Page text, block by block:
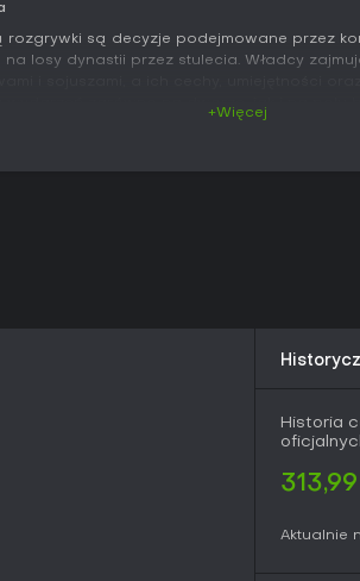
rozgrywki są decyzje podejmowane przez
na losy dynastii przez stulecia. Władcy
obejmuje przydzielanie lenników, ściąganie
związków. Wprowadzenie rządu typu
gracz w pełni kontroluje
bez ingerencji z zewnątrz. Tryb
w których kilku graczy działa w tym samym
pozwalają dostosować parametry, takie jak
+Więcej
Historia
Aktualnie